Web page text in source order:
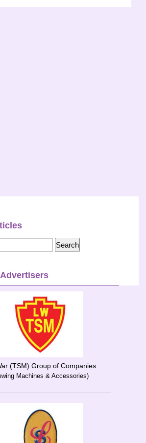
(TSM) Group of Companies
Machines & Accessories)